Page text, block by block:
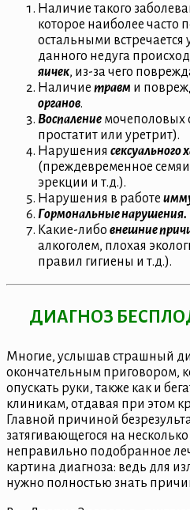
Наличие такого
которое наиболее часто
остальными встречается
данного недуга
яичек, из-за чего
Наличие травм и
органов.
Воспаление мочеполовых
простатит или уретрит).
Нарушения сексуального
(преждевременное
эрекции и т.д.).
Нарушения в работе
Гормональные нарушения.
Какие-либо внешние
алкоголем, плохая
правил гигиены и т.д.).
ДИАГНОЗ
Многие, услышав страшный
окончательным приговором,
опускать руки, также как и
клиникам, отдавая при этом
Главной причиной
затягивающегося на несколько
неправильно подобранное
картина диагноза: ведь для
нужно полностью знать